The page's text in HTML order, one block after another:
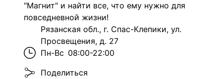
"Магнит" и найти все, что ему нужно для
повседневной жизни!
Рязанская обл., г. Спас-Клепики, ул.
Просвещения, д. 27
Пн-Вс 08:00-22:00
Поделиться